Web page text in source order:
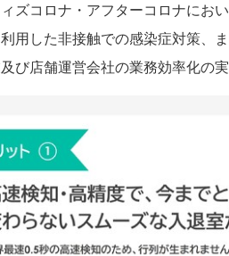
ズコロナ・アフターコロナにお
用した非接触での感染症対策、
び店舗運営会社の業務効率化の